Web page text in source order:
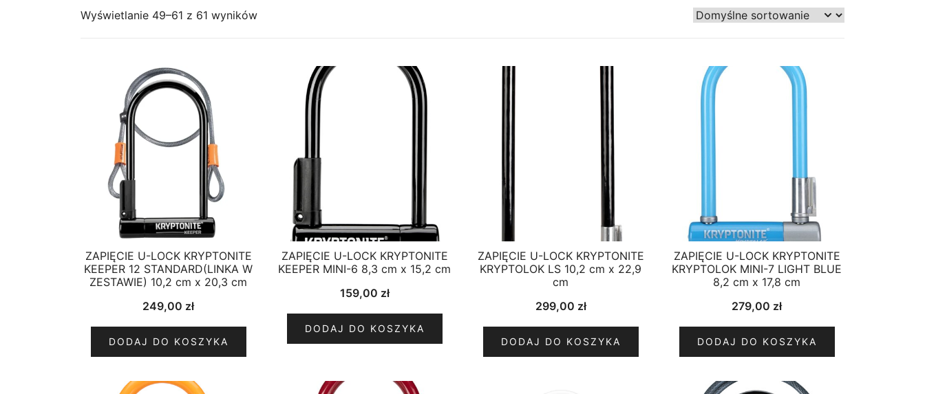
Wyświetlanie 49–61 z 61 wyników
ZAPIĘCIE U-LOCK KRYPTONITE
KEEPER 12 STANDARD(LINKA W
ZESTAWIE) 10,2 cm x 20,3 cm
249,00 zł
DODAJ DO KOSZYKA
ZAPIĘCIE U-LOCK KRYPTONITE
KEEPER MINI-6 8,3 cm x 15,2 cm
159,00 zł
DODAJ DO KOSZYKA
ZAPIĘCIE U-LOCK KRYPTONITE
KRYPTOLOK LS 10,2 cm x 22,9
cm
299,00 zł
DODAJ DO KOSZYKA
ZAPIĘCIE U-LOCK KRYPTONITE
KRYPTOLOK MINI-7 LIGHT BLUE
8,2 cm x 17,8 cm
279,00 zł
DODAJ DO KOSZYKA